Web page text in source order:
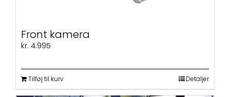
Front kamera
kr. 4.995
Tilføj til kurv Detaljer